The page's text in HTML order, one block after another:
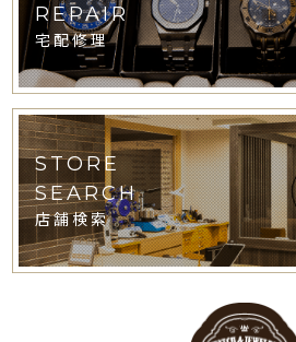
REPAIR
宅配修理
STORE
SEARCH
店舗検索